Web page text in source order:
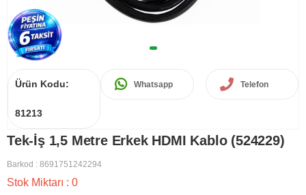
Ürün Kodu:
81213
Whatsapp Telefon
Tek-İş 1,5 Metre Erkek HDMI Kablo (524229)
Barkod : 8691751242294
Stok Miktarı : 0